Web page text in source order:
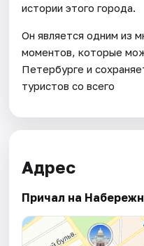
истории этого города.
Он является одним из
моментов, которые
Петербурге и
туристов со всего
Адрес
Причал на